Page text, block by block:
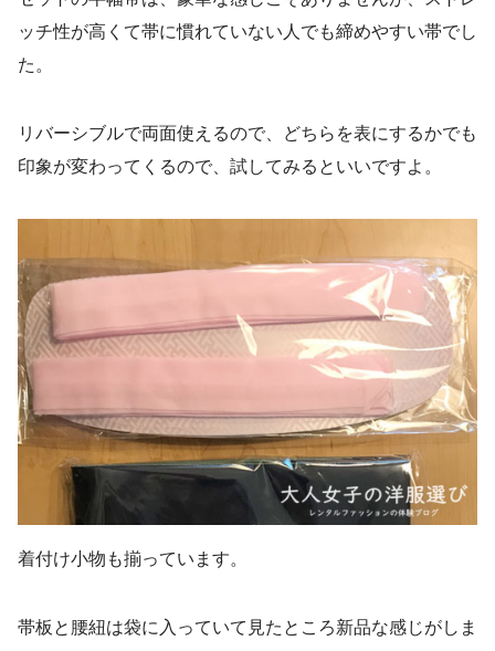
ッチ性が高くて帯に慣れていない人でも締めやすい帯でし
た。
リバーシブルで両面使えるので、どちらを表にするかでも
印象が変わってくるので、試してみるといいですよ。
着付け小物も揃っています。
帯板と腰紐は袋に入っていて見たところ新品な感じがしま